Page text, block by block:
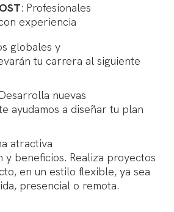
: Profesionales
experiencia
globales y
tu carrera al siguiente
nuevas
ayudamos a diseñar tu plan
atractiva
y beneficios. Realiza proyectos
en un estilo flexible, ya sea
presencial o remota.